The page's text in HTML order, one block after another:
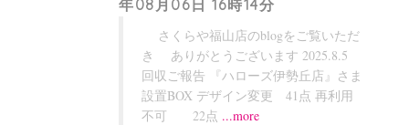
年08月06日 16時14分
さくらや福山店のblogをご覧いただ
き ありがとうございます 2025.8.5
回収ご報告 『ハローズ伊勢丘店』さま
設置BOX デザイン変更 41点 再利用
不可 22点 ...more